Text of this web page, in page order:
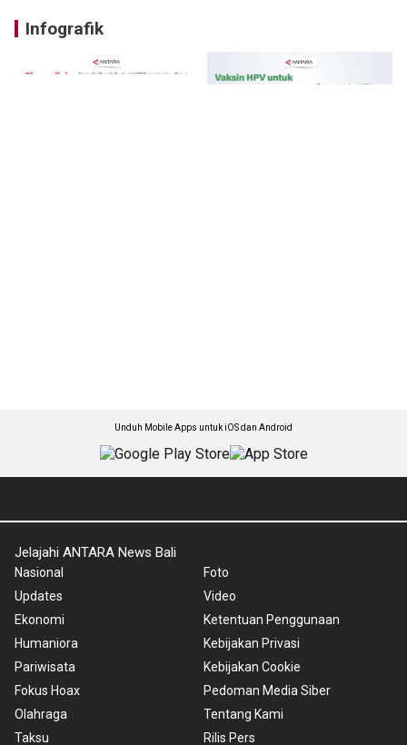
Infografik
Unduh Mobile Apps untuk iOS dan Android
Jelajahi ANTARA News Bali
Nasional
Updates
Ekonomi
Humaniora
Pariwisata
Fokus Hoax
Olahraga
Taksu
Foto
Video
Ketentuan Penggunaan
Kebijakan Privasi
Kebijakan Cookie
Pedoman Media Siber
Tentang Kami
Rilis Pers